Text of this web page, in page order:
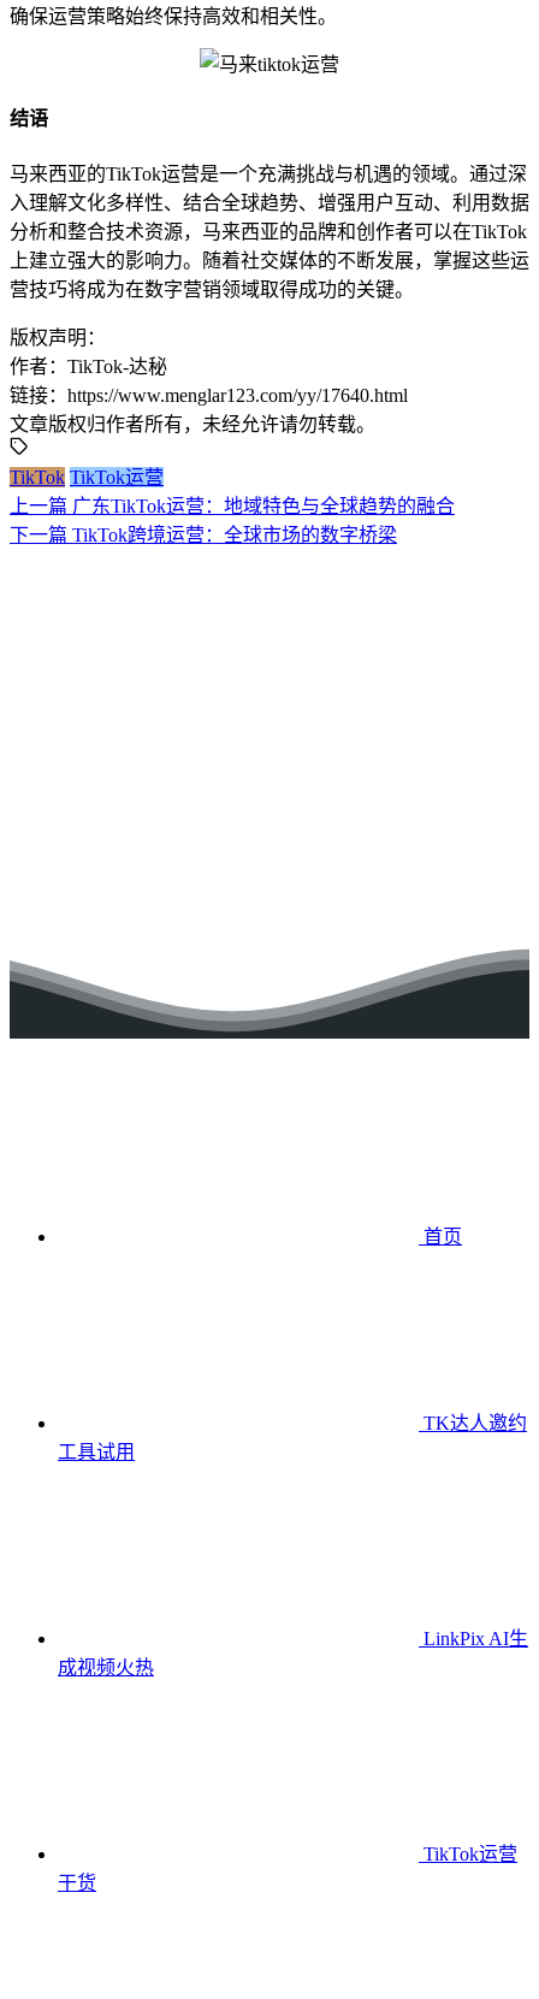
确保运营策略始终保持高效和相关性。
结语
马来西亚的TikTok运营是一个充满挑战与机遇的领域。通过深
入理解文化多样性、结合全球趋势、增强用户互动、利用数据
分析和整合技术资源，马来西亚的品牌和创作者可以在TikTok
上建立强大的影响力。随着社交媒体的不断发展，掌握这些运
营技巧将成为在数字营销领域取得成功的关键。
版权声明：
作者：TikTok-达秘
链接：https://www.menglar123.com/yy/17640.html
文章版权归作者所有，未经允许请勿转载。
TikTok TikTok运营
上一篇 广东TikTok运营：地域特色与全球趋势的融合
下一篇 TikTok跨境运营：全球市场的数字桥梁
首页
TK达人邀约
工具试用
LinkPix AI生
成视频火热
TikTok运营
干货